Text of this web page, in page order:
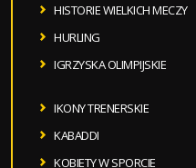
HISTORIE WIELKICH MECZY
HURLING
IGRZYSKA OLIMPIJSKIE
IKONY TRENERSKIE
KABADDI
KOBIETY W SPORCIE